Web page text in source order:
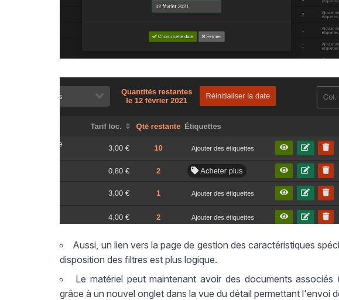
Aussi, un lien vers la page de gestion des caractéristiques
disposition des filtres est plus logique.
Le matériel peut maintenant avoir des documents associés
grâce à un nouvel onglet dans la vue du détail permettant l'envoi